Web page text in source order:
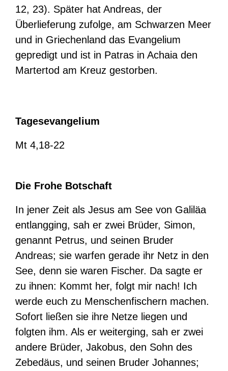
12, 23). Später hat Andreas, der
Überlieferung zufolge, am Schwarzen Meer
und in Griechenland das Evangelium
gepredigt und ist in Patras in Achaia den
Martertod am Kreuz gestorben.
Tagesevangelium
Mt 4,18-22
Die Frohe Botschaft
In jener Zeit als Jesus am See von Galiläa
entlangging, sah er zwei Brüder, Simon,
genannt Petrus, und seinen Bruder
Andreas; sie warfen gerade ihr Netz in den
See, denn sie waren Fischer. Da sagte er
zu ihnen: Kommt her, folgt mir nach! Ich
werde euch zu Menschenfischern machen.
Sofort ließen sie ihre Netze liegen und
folgten ihm. Als er weiterging, sah er zwei
andere Brüder, Jakobus, den Sohn des
Zebedäus, und seinen Bruder Johannes;